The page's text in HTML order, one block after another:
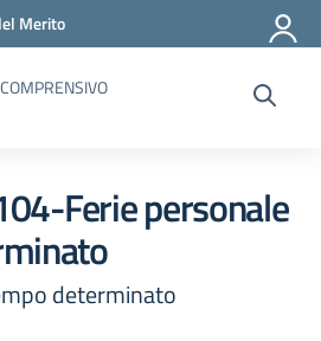
Merito
Ferie personale
determinato